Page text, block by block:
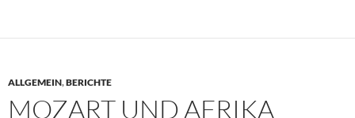
ALLGEMEIN,BERICHTE
MOZART UND AFRIKA